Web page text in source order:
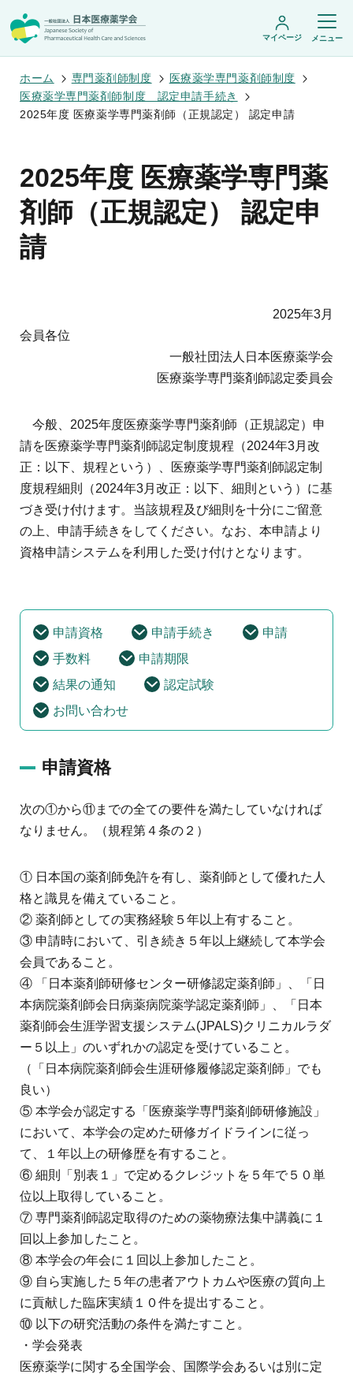
会頭挨拶
設立趣旨・活動概要
沿革・あゆみ
組織・名簿
委員会
規程・細則
学術集会・セミナー
開催予定のイベント一覧
年会
医療薬学公開シンポジウム
フレッシャーズ・カンファランス
がん専門薬剤師アドバンスト研修会
学術誌・書籍
医療薬学
JPHCS（英文誌）
薬物療法専門薬剤師制度
地域薬学ケア専門薬剤師制度
調査研究
他団体との連携協力トップ
会員限定情報
マイページ
入会・各種手続き
English
マイページ メニュー
ホーム 専門薬剤師制度
医療薬学専門薬剤師制度
医療薬学専門薬剤師制度 認定申請手続き
2025年度 医療薬学専門薬剤師（正規認定） 認定申請
2025年度 医療薬学専門薬
剤師（正規認定） 認定申
請
2025年3月
会員各位
一般社団法人日本医療薬学会
医療薬学専門薬剤師認定委員会
今般、2025年度医療薬学専門薬剤師（正規認定）申
請を医療薬学専門薬剤師認定制度規程（2024年3月改
正：以下、規程という）、医療薬学専門薬剤師認定制
度規程細則（2024年3月改正：以下、細則という）に基
づき受け付けます。当該規程及び細則を十分にご留意
の上、申請手続きをしてください。なお、本申請より
資格申請システムを利用した受け付けとなります。
申請資格 申請手続き
申請
手数料
申請期限
結果の通知
認定試験
お問い合わせ
申請資格
次の①から⑪までの全ての要件を満たしていなければ
なりません。（規程第４条の２）
① 日本国の薬剤師免許を有し、薬剤師として優れた人
格と識見を備えていること。
② 薬剤師としての実務経験５年以上有すること。
③ 申請時において、引き続き５年以上継続して本学会
会員であること。
④ 「日本薬剤師研修センター研修認定薬剤師」、「日
本病院薬剤師会日病薬病院薬学認定薬剤師」、「日本
薬剤師会生涯学習支援システム(JPALS)クリニカルラダ
ー５以上」のいずれかの認定を受けていること。
（「日本病院薬剤師会生涯研修履修認定薬剤師」でも
良い）
⑤ 本学会が認定する「医療薬学専門薬剤師研修施設」
において、本学会の定めた研修ガイドラインに従っ
て、１年以上の研修歴を有すること。
⑥ 細則「別表１」で定めるクレジットを５年で５０単
位以上取得していること。
⑦ 専門薬剤師認定取得のための薬物療法集中講義に１
回以上参加したこと。
⑧ 本学会の年会に１回以上参加したこと。
⑨ 自ら実施した５年の患者アウトカムや医療の質向上
に貢献した臨床実績１０件を提出すること。
⑩ 以下の研究活動の条件を満たすこと。
・学会発表
医療薬学に関する全国学会、国際学会あるいは別に定